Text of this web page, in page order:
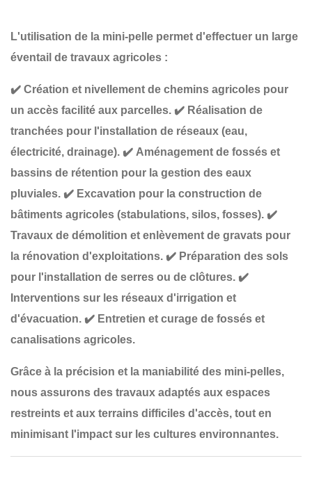
L'utilisation de la mini-pelle permet d'effectuer un large
éventail de travaux agricoles :
✔️ Création et nivellement de chemins agricoles pour
un accès facilité aux parcelles. ✔️ Réalisation de
tranchées pour l'installation de réseaux (eau,
électricité, drainage). ✔️ Aménagement de fossés et
bassins de rétention pour la gestion des eaux
pluviales. ✔️ Excavation pour la construction de
bâtiments agricoles (stabulations, silos, fosses). ✔️
Travaux de démolition et enlèvement de gravats pour
la rénovation d'exploitations. ✔️ Préparation des sols
pour l'installation de serres ou de clôtures. ✔️
Interventions sur les réseaux d'irrigation et
d'évacuation. ✔️ Entretien et curage de fossés et
canalisations agricoles.
Grâce à la précision et la maniabilité des mini-pelles,
nous assurons des travaux adaptés aux espaces
restreints et aux terrains difficiles d'accès, tout en
minimisant l'impact sur les cultures environnantes.